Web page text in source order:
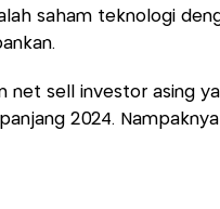
saham teknologi
net sell investor asing
2024.